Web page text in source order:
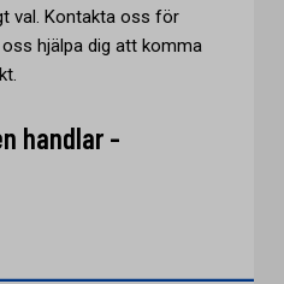
val. Kontakta oss för
hjälpa dig att komma
handlar -